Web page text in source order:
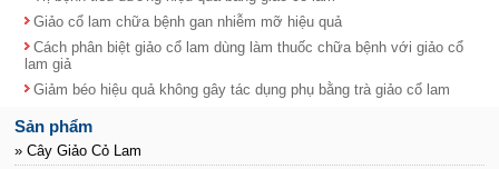
Giảo cổ lam chữa bệnh gan nhiễm mỡ hiệu quả
Cách phân biệt giảo cổ lam dùng làm thuốc chữa bệnh với giảo cổ
lam giả
Giảm béo hiệu quả không gây tác dụng phụ bằng trà giảo cổ lam
Sản phẩm
» Cây Giảo Cỏ Lam